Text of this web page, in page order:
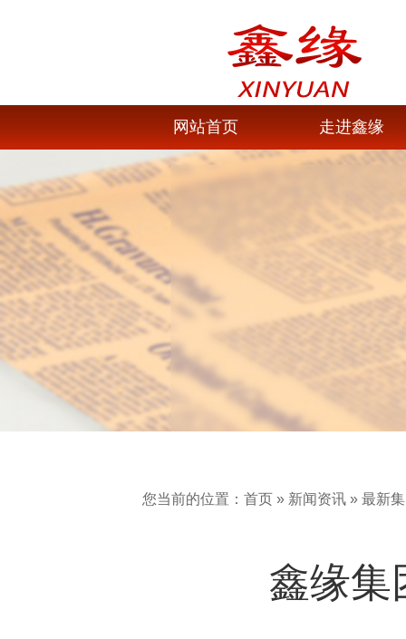
网站首页 走进鑫缘
您当前的位置： 首页» 新闻资讯» 最新
鑫缘集